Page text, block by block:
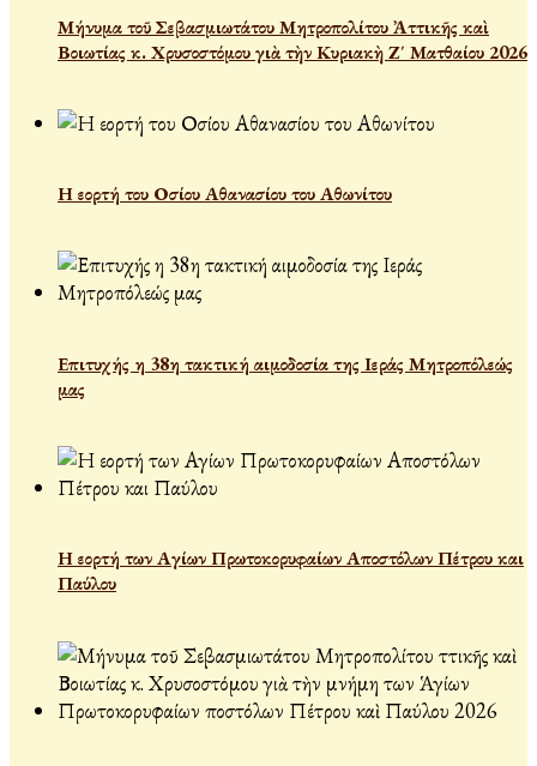
Μήνυμα τοῦ Σεβασμιωτάτου Μητροπολίτου Ἀττικῆς καὶ
Βοιωτίας κ. Χρυσοστόμου γιὰ τὴν Κυριακὴ Ζ΄ Ματθαίου 2026
Η εορτή του Οσίου Αθανασίου του Αθωνίτου
Επιτυχής η 38η τακτική αιμοδοσία της Ιεράς Μητροπόλεώς
μας
Η εορτή των Αγίων Πρωτοκορυφαίων Αποστόλων Πέτρου και
Παύλου